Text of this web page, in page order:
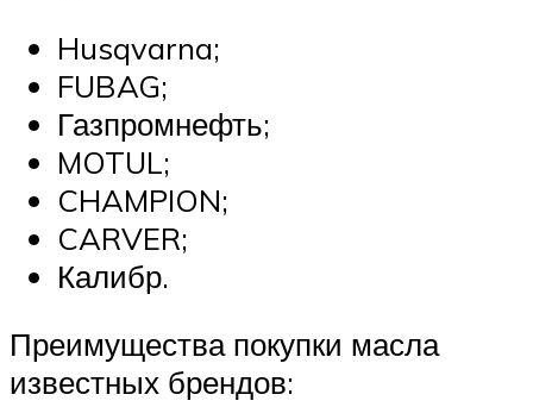
Husqvarna;
FUBAG;
Газпромнефть;
MOTUL;
CHAMPION;
CARVER;
Калибр.
Преимущества покупки масла
известных брендов: